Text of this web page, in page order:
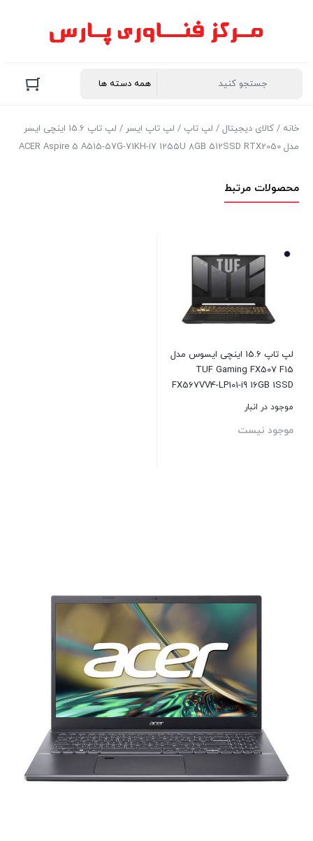
خانه / کالای دیجیتال / لپ تاپ / لپ تاپ ایسر
/ لپ تاپ 15.6 اینچی ایسر
مدل ACER Aspire 5 A515-57G-71KH-i7 1255U 8GB 512SSD RTX2050
محصولات مرتبط
لپ تاپ 15.6 اینچی ایسوس مدل
TUF Gaming FX507 F15
FX567VV4-LP101-i9 16GB 1SSD
موجود در انبار
موجود نیست